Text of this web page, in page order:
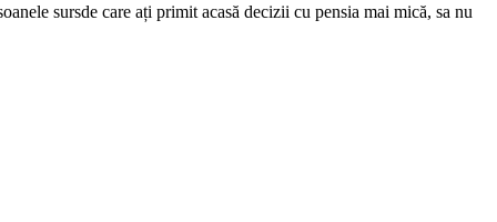
sursde care ați primit acasă decizii cu pensia mai mică, sa nu